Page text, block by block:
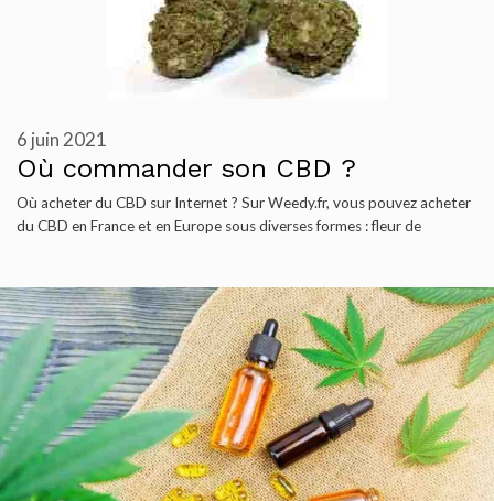
Où commander son CBD ?
6 juin 2021
Où acheter du CBD sur Internet ? Sur Weedy.fr, vous pouvez acheter
du CBD en France et en Europe sous diverses formes : fleur de